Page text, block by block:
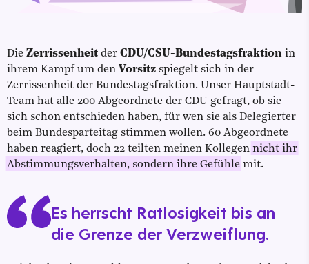
Die Zerrissenheit der CDU/CSU-Bundestagsfraktion in
ihrem Kampf um den Vorsitz spiegelt sich in der
Zerrissenheit der Bundestagsfraktion. Unser Hauptstadt-
Team hat alle 200 Abgeordnete der CDU gefragt, ob sie
sich schon entschieden haben, für wen sie als Delegierter
beim Bundesparteitag stimmen wollen. 60 Abgeordnete
haben reagiert, doch 22 teilten meinen Kollegen nicht ihr
Abstimmungsverhalten, sondern ihre Gefühle mit.
Es herrscht Ratlosigkeit bis an
die Grenze der Verzweiflung.